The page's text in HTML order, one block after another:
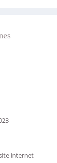
internet